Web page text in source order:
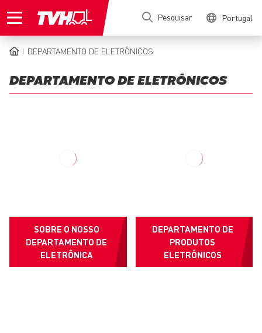
para
principal
Pesquisar Portugal
ESTRUTURAL
DEPARTAMENTO DE ELETRÔNICOS
DEPARTAMENTO DE ELETRÔNICOS
SOBRE O NOSSO
DEPARTAMENTO DE
ELETRÔNICA
DEPARTAMENTO DE
PRODUTOS
ELETRÔNICOS